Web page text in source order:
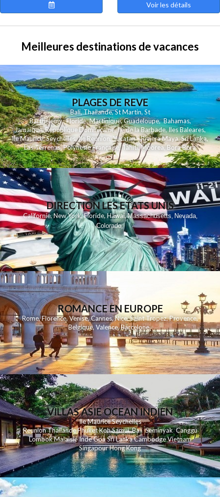
Voir les détails
Meilleures destinations de vacances
PLAGES DE REVE
Bali,Thailande,St Martin,St
Barthelemy,Floride,Martinique,Guadeloupe,Bahamas,
Jamaique,Republique Dominicaine,Ile de la Barbade,Iles Baleares,
Ile Maurice,Seychelles,Ile Reunion ,Yucatan - Riviera Maya,Sri Lanka,
Las Terrenas,Polynesie Française,Tahiti,Moorea, Bora Bora
DIRECTION LES ETATS UNIS
Californie,New York,Floride,Hawai,Massachusetts, Nevada,
Colorado,
ROMANCE EN EUROPE
Rome,Florence,Venise,Cannes,Nice,Saint Tropez,Provence,
Belgique,Valence,Barcelone,
VILLAS ASIE OCEAN INDIEN
Ile MauriceSeychelles
ReunionThailandePhuketKohSamui Bali SeminyakCanggu
LombokMalaisieIndeGoaSri LankaCambodgeVietnam
SingapourHong Kong